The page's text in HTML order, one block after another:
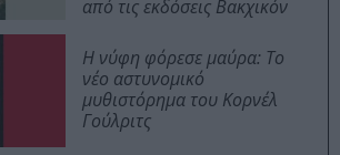
από τις εκδόσεις Βακχικόν
Η νύφη φόρεσε μαύρα: Το
νέο αστυνομικό
μυθιστόρημα του Κορνέλ
Γούλριτς